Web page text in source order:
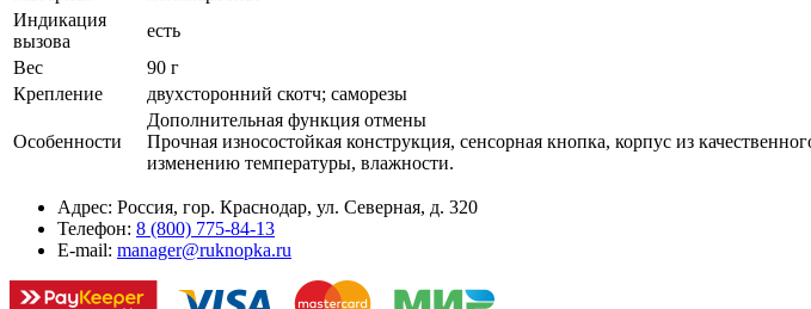
Индикация
вызова
есть
Вес
90 г
Крепление
двухсторонний скотч; саморезы
Особенности
Дополнительная функция отмены
Прочная износостойкая конструкция, сенсорная кнопка, корпус из
изменению температуры, влажности.
Адрес: Россия, гор. Краснодар, ул. Северная, д. 320
Телефон: 8 (800) 775-84-13
E-mail: manager@ruknopka.ru